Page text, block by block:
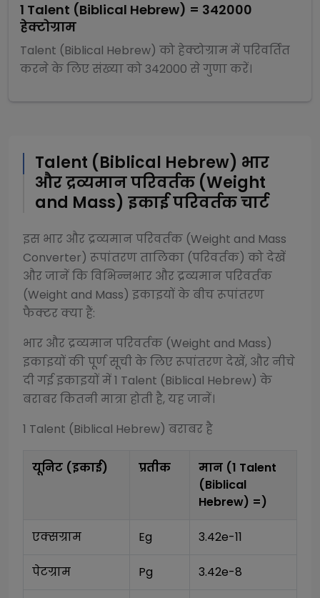
1 Talent (Biblical Hebrew) = 342000
हेक्टोग्राम
Talent (Biblical Hebrew) कोहेक्टोग्राममें परिवर्तित
करने के लिए संख्या को 342000 सेगुणाकरें।
Talent (Biblical Hebrew) भार
और द्रव्यमान परिवर्तक (Weight
and Mass) इकाई परिवर्तक चार्ट
इस भार और द्रव्यमान परिवर्तक (Weight and Mass
Converter) रूपांतरण तालिका (परिवर्तक) को देखें
और जानें कि विभिन्नभार और द्रव्यमान परिवर्तक
(Weight and Mass) इकाइयों के बीच रूपांतरण
फैक्टर क्या हैं:
भार और द्रव्यमान परिवर्तक (Weight and Mass)
इकाइयों की पूर्ण सूची के लिए रूपांतरण देखें, और नीचे
दी गई इकाइयों में 1 Talent (Biblical Hebrew) के
बराबर कितनी मात्रा होती है, यह जानें।
1 Talent (Biblical Hebrew) बराबर है
यूनिट (इकाई) प्रतीक मान (1 Talent
(Biblical
Hebrew) =)
एक्सग्राम Eg 3.42e-11
पेटग्राम Pg 3.42e-8